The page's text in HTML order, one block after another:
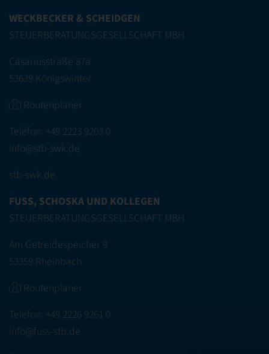
WECKBECKER & SCHEIDGEN
STEUERBERATUNGSGESELLSCHAFT MBH
Cäsariusstraße 87a
53639 Königswinter
Routenplaner
Telefon: +49 2223 9203 0
info@stb-swk.de
stb-swk.de
FUSS, SCHOSKA UND KOLLEGEN
STEUERBERATUNGSGESELLSCHAFT MBH
Am Getreidespeicher 9
53359 Rheinbach
Routenplaner
Telefon: +49 2226 9261 0
info@fuss-stb.de